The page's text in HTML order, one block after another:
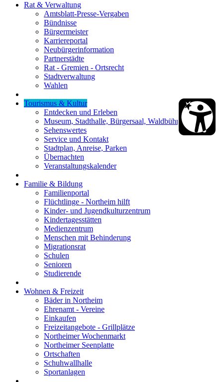
Rat & Verwaltung
Amtsblatt-Presse-Vergaben
Bündnisse
Bürgermeister
Karriereportal
Neubürgerinformation
Partnerstädte
Rat - Gremien - Ortsrecht
Stadtverwaltung
Wahlen
Tourismus & Kultur
Entdecken und Erleben
Museum, Stadthalle, Bürgersaal, Waldbühne
Sehenswertes
Service und Kontakt
Stadtplan, Anreise, Parken
Übernachten
Veranstaltungskalender
Familie & Bildung
Familienportal
Flüchtlinge - Northeim hilft
Kinder- und Jugendkulturzentrum
Kindertagesstätten
Medienzentrum
Menschen mit Behinderung
Migrationsrat
Schulen
Senioren
Studierende
Wohnen & Freizeit
Bäder in Northeim
Ehrenamt - Vereine
Einkaufen
Freizeitangebote - Grillplätze
Northeimer Wochenmarkt
Northeimer Seenplatte
Ortschaften
Schuhwallhalle
Sportanlagen